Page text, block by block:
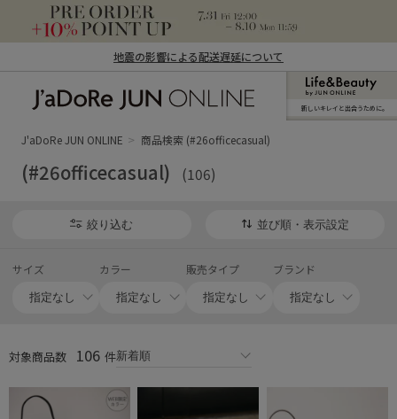
地震の影響による配送遅延について
ン オンライン）
新しいキレイと出合うために。
J'aDoRe JUN ONLINE 商品検索 (#26officecasual)
(#26officecasual) (106)
絞り込む 並び順・表示設定
サイズ カラー 販売タイプ ブランド
対象商品数 106 件